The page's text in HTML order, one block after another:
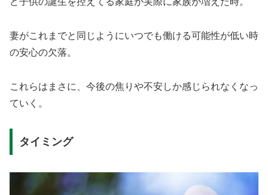
妻がこれまでと同じようにいつでも働ける可能性が低い時
の安心の欠落。
これらはまさに、今後の焦りや不安しか感じられなくなっ
ていく。
タイミング